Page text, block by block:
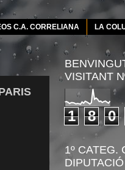
C.A. CORRELIANA LA
VISITANT
1 8 0
1º CATEG.